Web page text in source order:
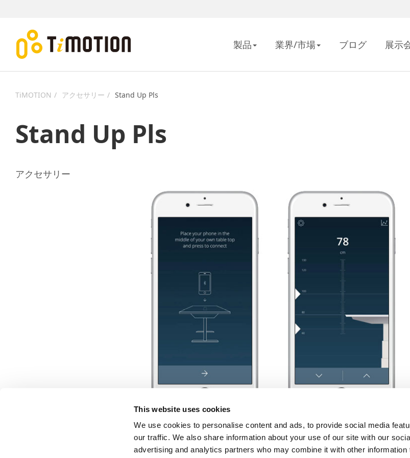
This website uses cookies
We use cookies to personalise content and ads, to provide social media
our traffic. We also share information about your use of our site with our
advertising and analytics partners who may combine it with other information
製品 業界/市場 ブログ 展示
TiMOTION アクセサリー Stand Up Pls
Stand Up Pls
アクセサリー